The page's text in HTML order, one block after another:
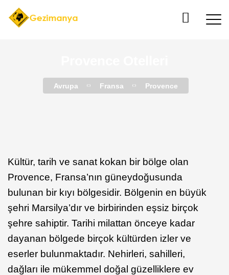
Avrupa Fransa Provence
Kültür, tarih ve sanat kokan bir bölge olan
Provence, Fransa’nın güneydoğusunda
bulunan bir kıyı bölgesidir. Bölgenin en büyük
şehri Marsilya’dır ve birbirinden eşsiz birçok
şehre sahiptir. Tarihi milattan önceye kadar
dayanan bölgede birçok kültürden izler ve
eserler bulunmaktadır. Nehirleri, sahilleri,
dağları ile mükemmel doğal güzelliklere ev